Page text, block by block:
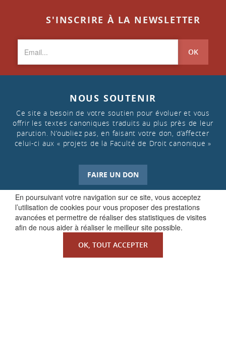
En poursuivant votre navigation sur ce site, vous acceptez
l’utilisation de cookies pour vous proposer des prestations
avancées et permettre de réaliser des statistiques de visites
afin de nous aider à réaliser le meilleur site possible.
OK, TOUT ACCEPTER
S'INSCRIRE À LA NEWSLETTER
OK
NOUS SOUTENIR
Ce site a besoin de votre soutien pour évoluer et vous
offrir les textes canoniques traduits au plus près de leur
parution. N’oubliez pas, en faisant votre don, d’affecter
celui-ci aux « projets de la Faculté de Droit canonique »
FAIRE UN DON